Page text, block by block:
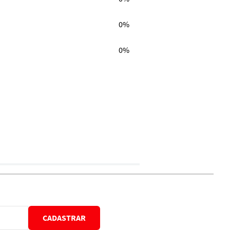
0%
0%
CADASTRAR